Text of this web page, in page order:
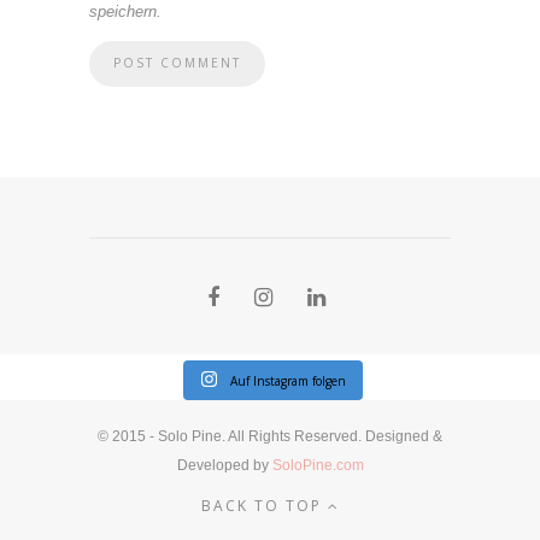
speichern.
Auf Instagram folgen
© 2015 - Solo Pine. All Rights Reserved. Designed &
Developed by SoloPine.com
BACK TO TOP